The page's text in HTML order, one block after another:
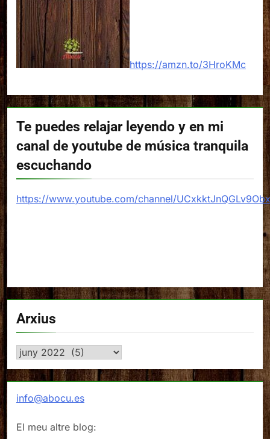
https://amzn.to/3HroKMc
Te puedes relajar leyendo y en mi
canal de youtube de música tranquila
escuchando
https://www.youtube.com/channel/
Arxius
Arxius
info@abocu.es
El meu altre blog: